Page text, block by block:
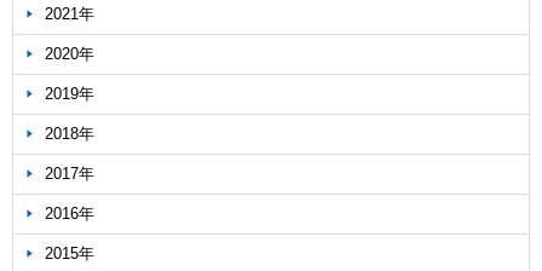
2021年
2020年
2019年
2018年
2017年
2016年
2015年